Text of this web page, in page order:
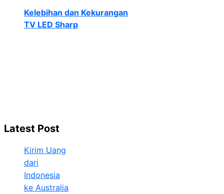
Kelebihan dan Kekurangan
TV LED Sharp
Latest Post
Kirim Uang
dari
Indonesia
ke Australia